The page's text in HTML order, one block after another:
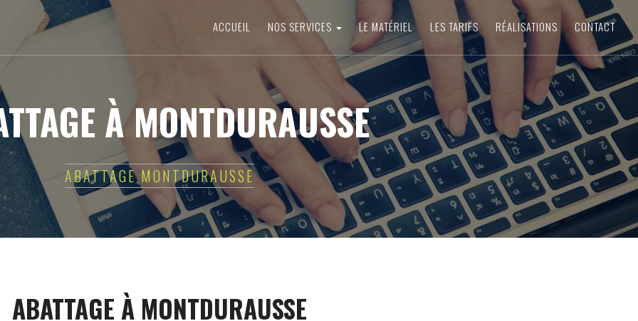
ACCUEIL NOS SERVICES LE MATÉRIEL LES TARIFS RÉALISATIONS CONTACT
À MONTDURAUSSE
ABATTAGE MONTDURAUSSE
ABATTAGE À MONTDURAUSSE